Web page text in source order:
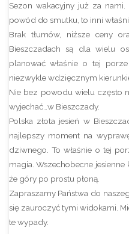
Sezon wakacyjny już za
powód do smutku, to inni
Brak tłumów, niższe ceny
Bieszczadach są dla wielu
planować właśnie o tej
niezwykle wdzięcznym
Nie bez powodu wielu często
wyjechać…w Bieszczady.
Polska złota jesień w
najlepszy moment na
dziwnego. To właśnie o tej
magia. Wszechobecne
że góry po prostu płoną.
Zapraszamy Państwa do
się zauroczyć tymi widokami.
te wypady.